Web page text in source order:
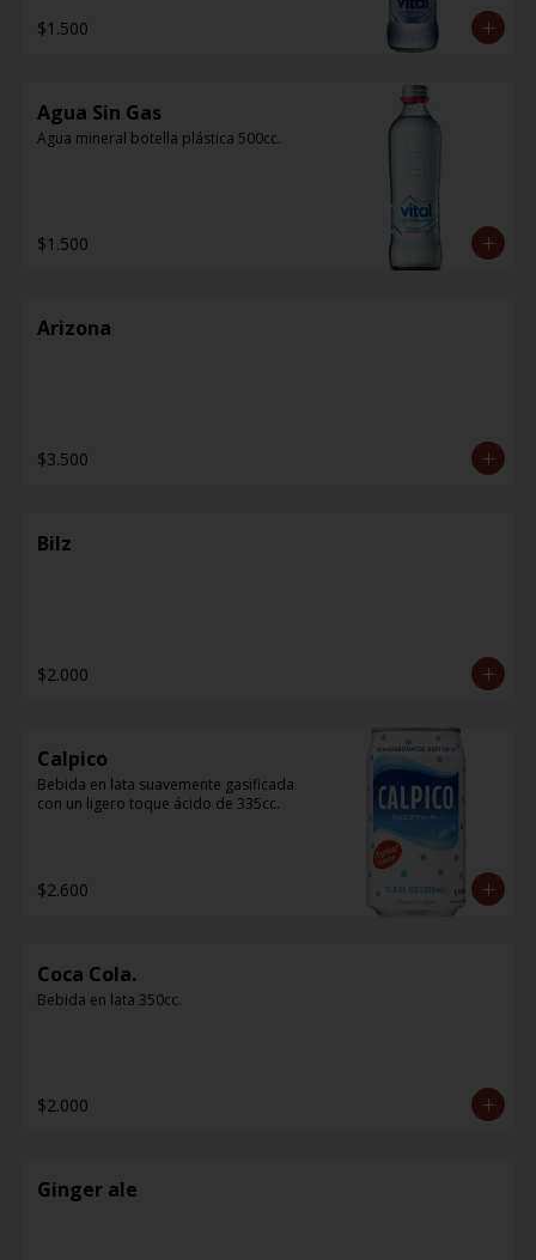
$1.500
Agua Sin Gas
Agua mineral botella plástica 500cc.
$1.500
Arizona
$3.500
Bilz
$2.000
Calpico
Bebida en lata suavemente gasificada
con un ligero toque ácido de 335cc.
$2.600
Coca Cola.
Bebida en lata 350cc.
$2.000
Ginger ale